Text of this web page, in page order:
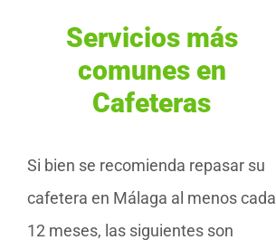
Servicios más
comunes en
Cafeteras
Si bien se recomienda repasar su
cafetera en Málaga al menos cada
12 meses, las siguientes son